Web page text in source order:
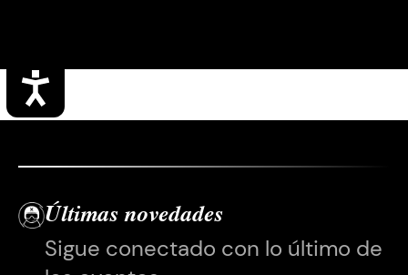
Últimas novedades
Sigue conectado con lo último de